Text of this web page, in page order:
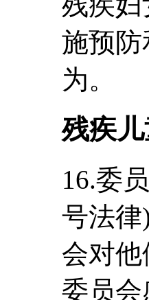
施预
为。
残疾
16.委
号法
会对
委员